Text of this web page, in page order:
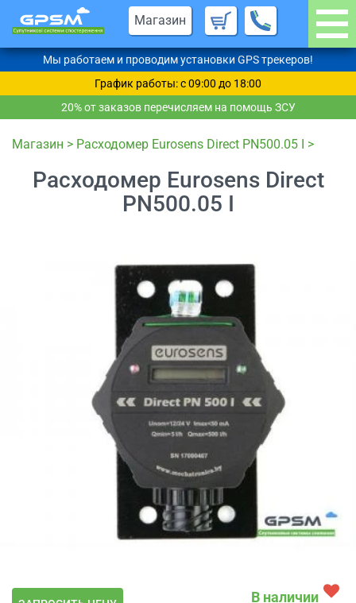
Магазин
Мы работаем и проводим установки GPS трекеров!
График работы: c 09:00 до 18:00
20% от заказов перечисляем на помощь ЗСУ
Магазин > Расходомер Eurosens Direct PN500.05 I >
Расходомер Eurosens Direct
PN500.05 I
В наличии